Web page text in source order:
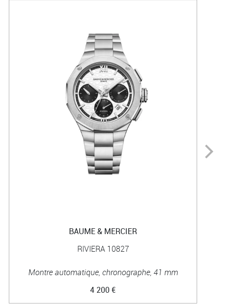
BAUME & MERCIER
RIVIERA 10827
Montre automatique, chronographe, 41 mm
4 200 €